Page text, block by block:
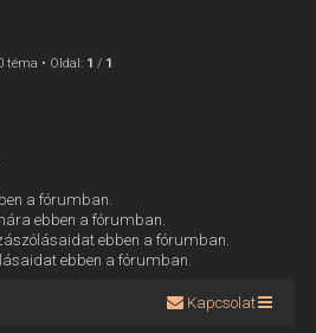
téma • Oldal: 1 / 1
a fórumban.
ebben a fórumban.
ebben a fórumban.
ebben a fórumban.
Kapcsolat